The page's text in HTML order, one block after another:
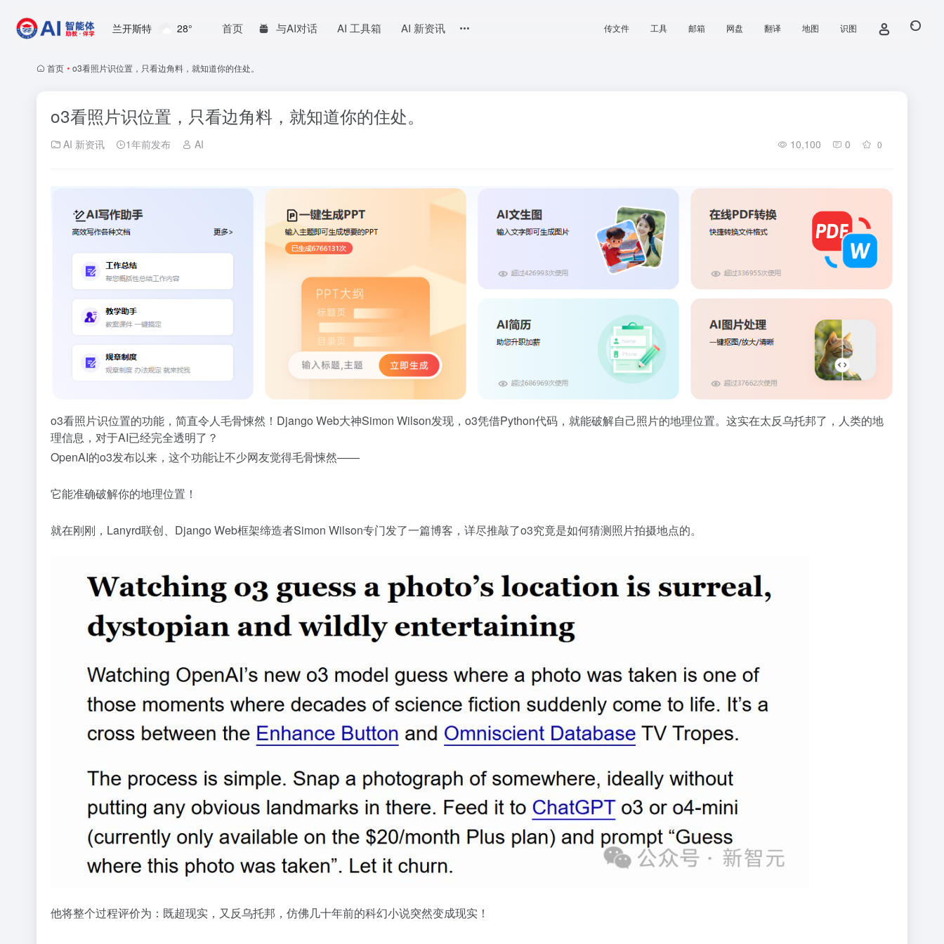
兰开斯特 28° 首页 与AI对话 AI 工具箱 AI 新资讯 传文件 工具 邮箱 网盘 翻译 地图 识图
首页 • o3看照片识位置，只看边角料，就知道你的住处。
o3看照片识位置，只看边角料，就知道你的住处。
AI 新资讯 1年前发布 AI 10,100 0 0
o3看照片识位置的功能，简直令人毛骨悚然！Django Web大神Simon Wilson发现，o3凭借Python代码，就能破解自己照片的地理位置。这实在太反乌托邦了，人类的地
理信息，对于AI已经完全透明了？
OpenAI的o3发布以来，这个功能让不少网友觉得毛骨悚然——
它能准确破解你的地理位置！
就在刚刚，Lanyrd联创、Django Web框架缔造者Simon Wilson专门发了一篇博客，详尽推敲了o3究竟是如何猜测照片拍摄地点的。
他将整个过程评价为：既超现实，又反乌托邦，仿佛几十年前的科幻小说突然变成现实！